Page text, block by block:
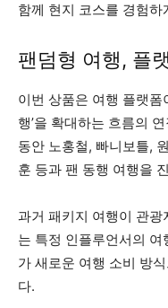
함께 현지 코스를 경험하
팬덤형 여행, 플
이번 상품은 여행 플랫폼
행’을 확대하는 흐름의
동안 노홍철, 빠니보틀,
훈 등과 팬 동행 여행을
과거 패키지 여행이 관
는 특정 인플루언서의
가 새로운 여행 소비 방
다.